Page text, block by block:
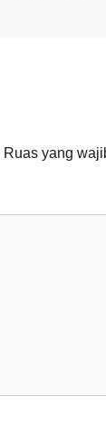
Ruas yang